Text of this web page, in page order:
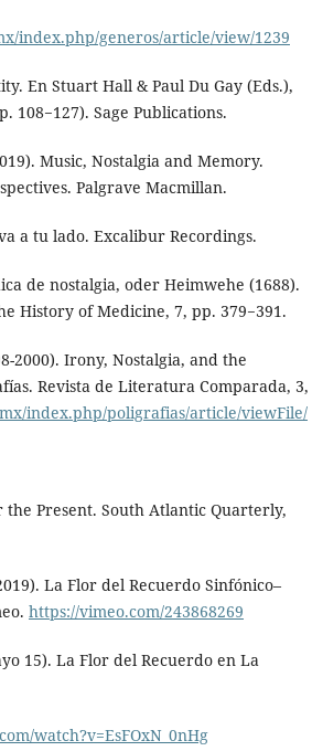
index.php/generos/article/view/1239
En Stuart Hall & Paul Du Gay (Eds.),
108−127). Sage Publications.
Music, Nostalgia and Memory.
Palgrave Macmillan.
a tu lado. Excalibur Recordings.
de nostalgia, oder Heimwehe (1688).
History of Medicine, 7, pp. 379−391.
2000). Irony, Nostalgia, and the
Revista de Literatura Comparada, 3,
index.php/poligrafias/article/viewFile/
the Present. South Atlantic Quarterly,
La Flor del Recuerdo Sinfónico–
https://vimeo.com/243868269
15). La Flor del Recuerdo en La
watch?v=EsFOxN_0nHg